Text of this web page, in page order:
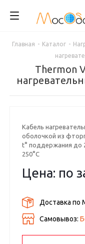
Главная - Каталог -
Thermon
Кабель
оболочкой из
t° поддержания до
250°С
Цена: по
Доставка по
Самовывоз: